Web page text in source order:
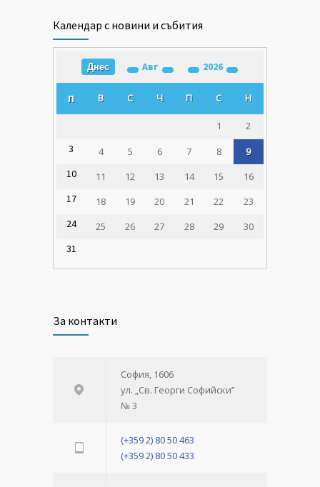
Календар с новини и събития
Днес Авг 2026
П В С Ч П С Н
1
2
3
4 5 6 7 8
9
10
11 12 13 14 15
16
17
18 19 20 21 22
23
24
25 26 27 28 29
30
31
За контакти
София, 1606
ул. „Св. Георги Софийски”
№ 3
(+359 2) 80 50 463
(+359 2) 80 50 433